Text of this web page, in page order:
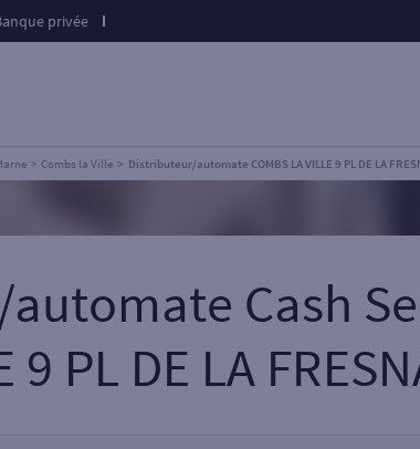
privée
Combs la Ville Distributeur/automate COMBS LA VILLE 9 PL DE LA
Cash
9 PL DE LA